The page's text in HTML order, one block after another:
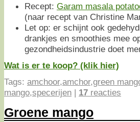
Recept: Garam masala
(naar recept van Christine
Let op: er schijnt ook
drankjes en smoothies mee
gezondheidsindustrie doet
Wat is er te koop? (klik hier)
Tags: amchoor,amchor,green
mango,specerijen | 17 reacties
Groene mango